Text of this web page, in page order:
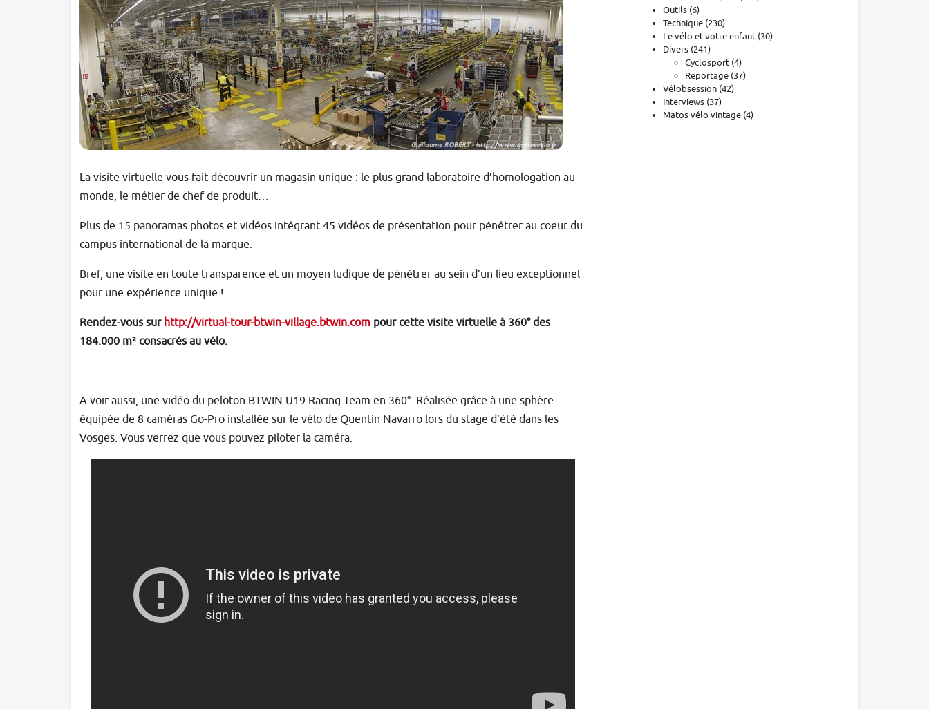
La visite virtuelle vous fait découvrir un magasin unique : le plus grand laboratoire d’homologation au
monde, le métier de chef de produit…
Plus de 15 panoramas photos et vidéos intégrant 45 vidéos de présentation pour pénétrer au coeur du
campus international de la marque.
Bref, une visite en toute transparence et un moyen ludique de pénétrer au sein d’un lieu exceptionnel
pour une expérience unique !
Rendez-vous sur http://virtual-tour-btwin-village.btwin.com pour cette visite virtuelle à 360° des
184.000 m² consacrés au vélo.
A voir aussi, une vidéo du peloton BTWIN U19 Racing Team en 360°. Réalisée grâce à une sphère
équipée de 8 caméras Go-Pro installée sur le vélo de Quentin Navarro lors du stage d'été dans les
Vosges. Vous verrez que vous pouvez piloter la caméra.
Outils (6)
Technique (230)
Le vélo et votre enfant (30)
Divers (241)
Cyclosport (4)
Reportage (37)
Vélobsession (42)
Interviews (37)
Matos vélo vintage (4)